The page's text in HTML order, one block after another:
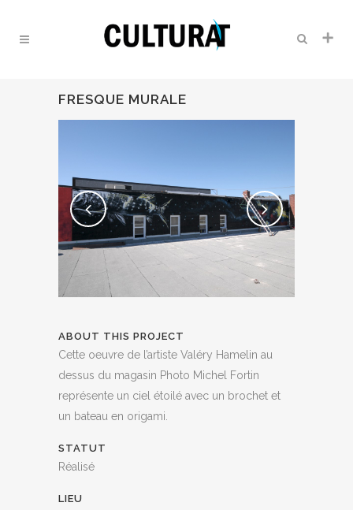
FRESQUE MURALE
ABOUT THIS PROJECT
Cette oeuvre de l’artiste Valéry Hamelin au
dessus du magasin Photo Michel Fortin
représente un ciel étoilé avec un brochet et
un bateau en origami.
STATUT
Réalisé
LIEU